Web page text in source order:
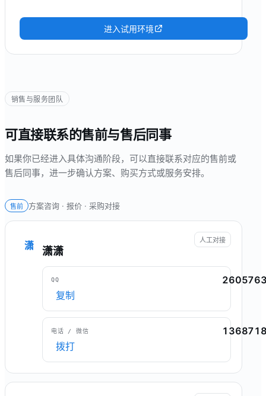
进入试用环境
销售与服务团队
可直接联系的售前与售后同事
如果你已经进入具体沟通阶段，可以直接联系对应的售前或
售后同事，进一步确认方案、购买方式或服务安排。
售前 方案咨询 · 报价 · 采购对接
潇 潇潇
人工对接
QQ
复制
电话 / 微信
拨打